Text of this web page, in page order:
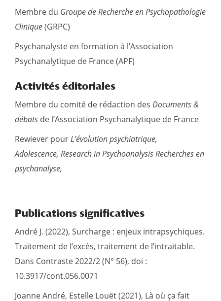
Membre du Groupe de Recherche en Psychopathologie
Clinique(GRPC)
Psychanalyste en formation à l’Association
Psychanalytique de France (APF)
Activités éditoriales
Membre du comité de rédaction des Documents &
débats de l’Association Psychanalytique de France
Rewiever pourL’évolution psychiatrique,
Adolescence, Research in PsychoanalysisRecherches en
psychanalyse,
Publications significatives
André J. (2022), Surcharge : enjeux intrapsychiques.
Traitement de l’excès, traitement de l’intraitable.
Dans Contraste 2022/2 (N° 56), doi :
10.3917/cont.056.0071
Joanne André, Estelle Louët (2021), Là où ça fait